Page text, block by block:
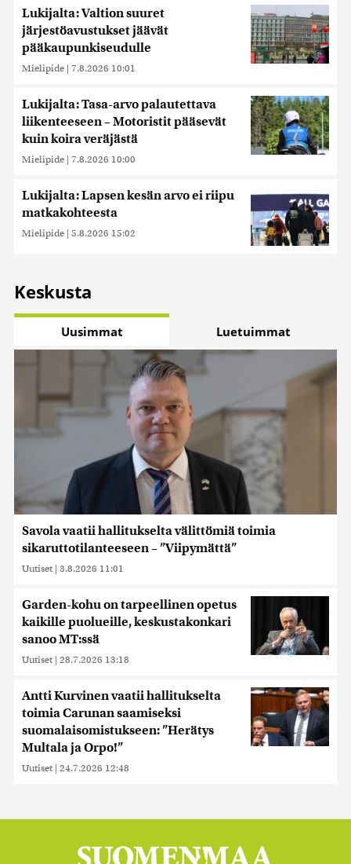
Lukijalta: Valtion suuret
järjestöavustukset jäävät
pääkaupunkiseudulle
Mielipide | 7.8.2026 10:01
Lukijalta: Tasa-arvo palautettava
liikenteeseen – Motoristit pääsevät
kuin koira veräjästä
Mielipide | 7.8.2026 10:00
Lukijalta: Lapsen kesän arvo ei riipu
matkakohteesta
Mielipide | 5.8.2026 15:02
Keskusta
Uusimmat Luetuimmat
Savola vaatii hallitukselta välittömiä toimia
sikaruttotilanteeseen – ”Viipymättä”
Uutiset | 3.8.2026 11:01
Garden-kohu on tarpeellinen opetus
kaikille puolueille, keskustakonkari
sanoo MT:ssä
Uutiset | 28.7.2026 13:18
Antti Kurvinen vaatii hallitukselta
toimia Carunan saamiseksi
suomalaisomistukseen: ”Herätys
Multala ja Orpo!”
Uutiset | 24.7.2026 12:48